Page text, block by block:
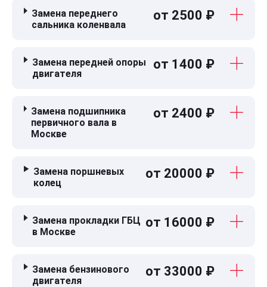
Замена переднего
сальника коленвала
от 2500 ₽
Замена передней опоры
двигателя
от 1400 ₽
Замена подшипника
первичного вала в
Москве
от 2400 ₽
Замена поршневых
колец
от 20000 ₽
Замена прокладки ГБЦ
в Москве
от 16000 ₽
Замена бензинового
двигателя
от 33000 ₽